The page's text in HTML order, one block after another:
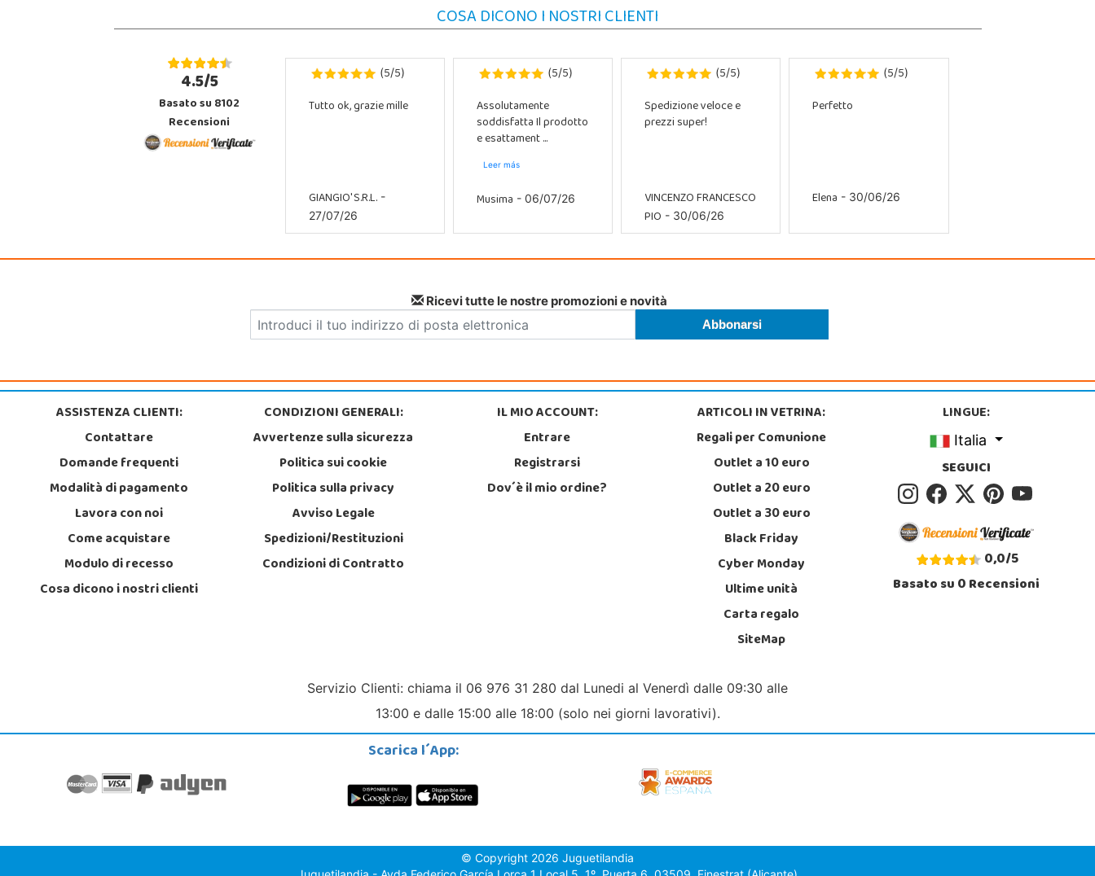
COSA DICONO I NOSTRI CLIENTI
4.5/5
Basato su 8102
Recensioni
(5/5)
Tutto ok, grazie mille
GIANGIO' S.R.L.-
27/07/26
(5/5)
Assolutamente
soddisfatta Il prodotto
e esattament ...
Leer más
Musima - 06/07/26
(5/5)
Spedizione veloce e
prezzi super!
VINCENZO FRANCESCO
PIO - 30/06/26
(5/5)
Perfetto
Elena - 30/06/26
Ricevi tutte le nostre promozioni e novità
ASSISTENZA CLIENTI:
Contattare
Domande frequenti
Modalità di pagamento
Lavora con noi
Come acquistare
Modulo di recesso
Cosa dicono i nostri clienti
CONDIZIONI GENERALI:
Avvertenze sulla sicurezza
Politica sui cookie
Politica sulla privacy
Avviso Legale
Spedizioni/Restituzioni
Condizioni di Contratto
IL MIO ACCOUNT:
Entrare
Registrarsi
Dov´è il mio ordine?
ARTICOLI IN VETRINA:
Regali per Comunione
Outlet a 10 euro
Outlet a 20 euro
Outlet a 30 euro
Black Friday
Cyber Monday
Ultime unità
Carta regalo
SiteMap
LINGUE:
Italia
SEGUICI
0,0/5
Basato su0Recensioni
Servizio Clienti: chiama il 06 976 31 280 dal Lunedi al Venerdì dalle 09:30 alle
13:00 e dalle 15:00 alle 18:00 (solo nei giorni lavorativi).
Scarica l´App:
© Copyright 2026 Juguetilandia